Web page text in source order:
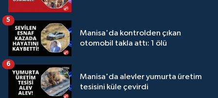
Manisa'da kontrolden çıkan
otomobil takla attı: 1 ölü
5
Manisa'da alevler yumurta üretim
tesisini küle çevirdi
6